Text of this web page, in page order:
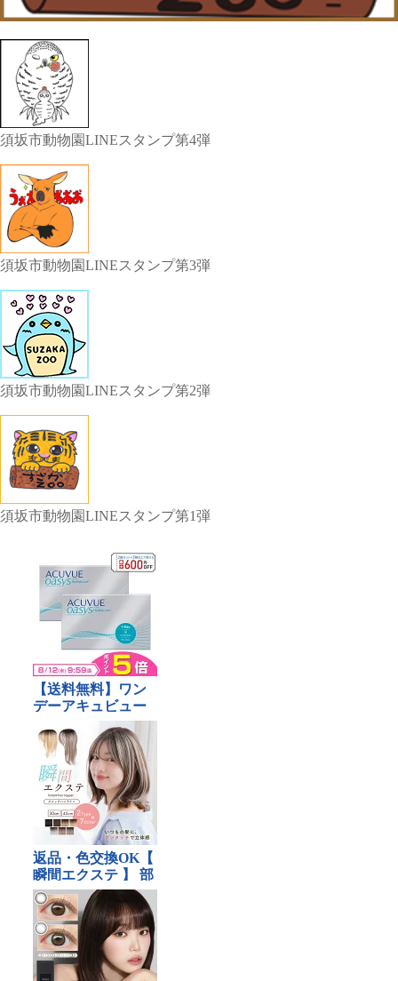
須坂市動物園LINEスタンプ第4弾
須坂市動物園LINEスタンプ第3弾
須坂市動物園LINEスタンプ第2弾
須坂市動物園LINEスタンプ第1弾